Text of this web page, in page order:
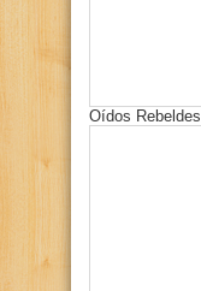
Oídos Rebeldes